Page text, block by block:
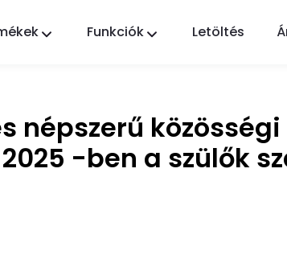
FlashGet Finder
Telefonja lopás elleni védelme, a mi
felelősségünk.
Funkciók Letöltés
népszerű közösségi
-ben a szülők